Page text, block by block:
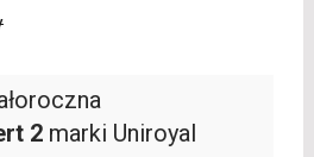
2marki Uniroyal